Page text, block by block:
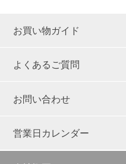
お買い物ガイド
よくあるご質問
お問い合わせ
営業日カレンダー